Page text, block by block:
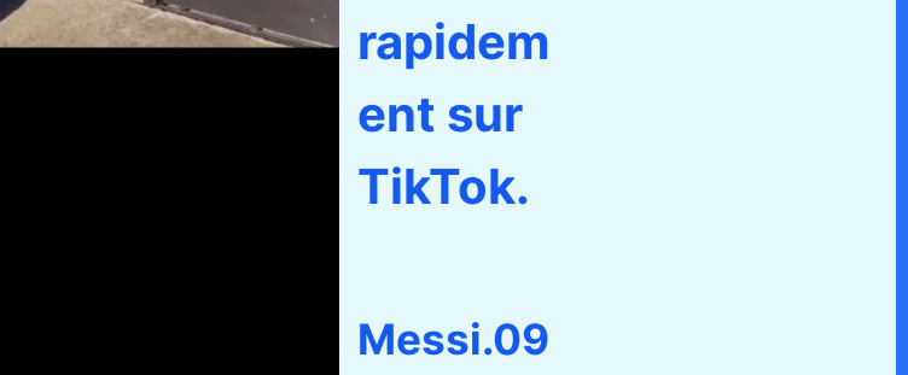
rapidem
ent sur
TikTok.
Messi.09